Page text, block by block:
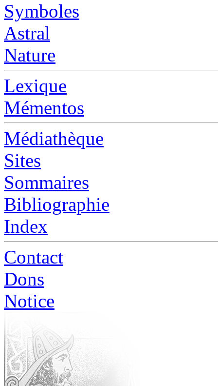
Symboles
Astral
Nature
Lexique
Mémentos
Médiathèque
Sites
Sommaires
Bibliographie
Index
Contact
Dons
Notice